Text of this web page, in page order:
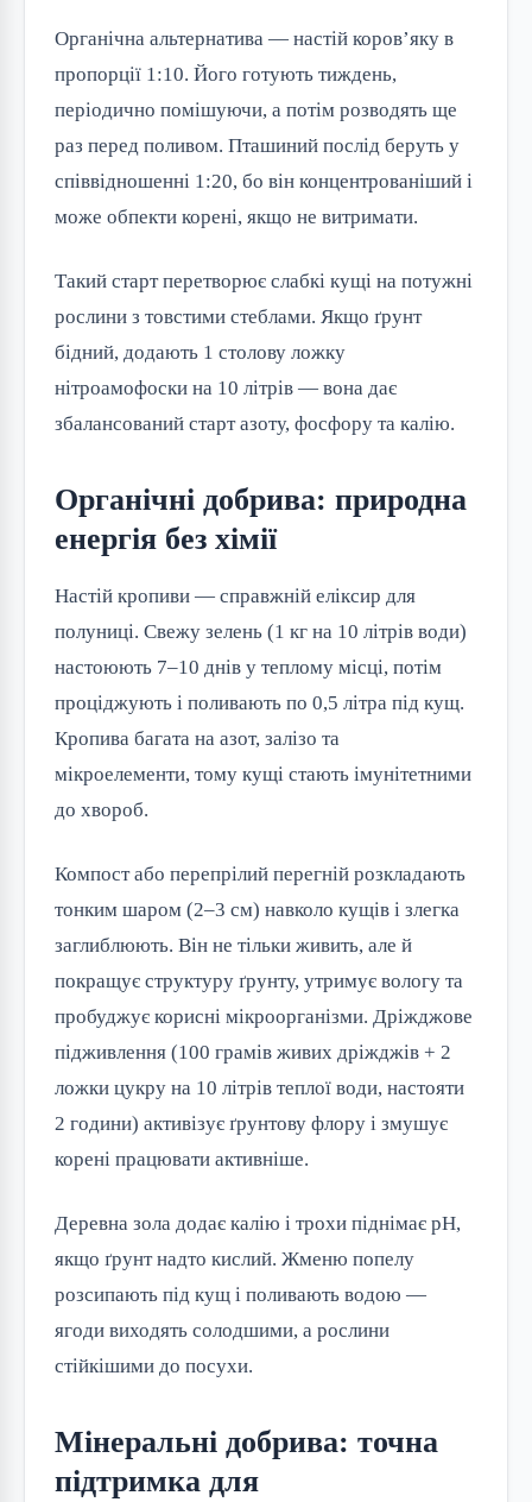
Органічна альтернатива — настій коров’яку в
пропорції 1:10. Його готують тиждень,
періодично помішуючи, а потім розводять ще
раз перед поливом. Пташиний послід беруть у
співвідношенні 1:20, бо він концентрованіший і
може обпекти корені, якщо не витримати.
Такий старт перетворює слабкі кущі на потужні
рослини з товстими стеблами. Якщо ґрунт
бідний, додають 1 столову ложку
нітроамофоски на 10 літрів — вона дає
збалансований старт азоту, фосфору та калію.
Органічні добрива: природна
енергія без хімії
Настій кропиви — справжній еліксир для
полуниці. Свежу зелень (1 кг на 10 літрів води)
настоюють 7–10 днів у теплому місці, потім
проціджують і поливають по 0,5 літра під кущ.
Кропива багата на азот, залізо та
мікроелементи, тому кущі стають імунітетними
до хвороб.
Компост або перепрілий перегній розкладають
тонким шаром (2–3 см) навколо кущів і злегка
заглиблюють. Він не тільки живить, але й
покращує структуру ґрунту, утримує вологу та
пробуджує корисні мікроорганізми. Дріжджове
підживлення (100 грамів живих дріжджів + 2
ложки цукру на 10 літрів теплої води, настояти
2 години) активізує ґрунтову флору і змушує
корені працювати активніше.
Деревна зола додає калію і трохи піднімає pH,
якщо ґрунт надто кислий. Жменю попелу
розсипають під кущ і поливають водою —
ягоди виходять солодшими, а рослини
стійкішими до посухи.
Мінеральні добрива: точна
підтримка для